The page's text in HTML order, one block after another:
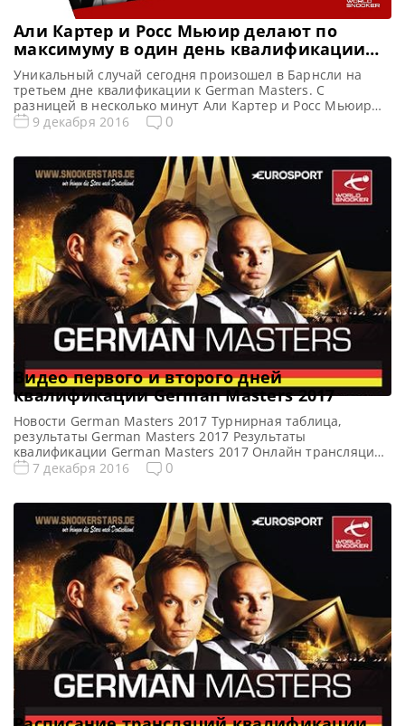
Али Картер и Росс Мьюир делают по
максимуму в один день квалификации
German Masters!
Уникальный случай сегодня произошел в Барнсли на
третьем дне квалификации к German Masters. С
разницей в несколько минут Али Картер и Росс Мьюир
сделали по максимальному брейку 147 очков! Оба
состоянию обыграл Итаро Сантоса 5-2. Фактически,
данный отбор на […]
9 декабря 2016 0
Видео первого и второго дней
квалификации German Masters 2017
Новости German Masters 2017 Турнирная таблица,
результаты German Masters 2017 Результаты
квалификации German Masters 2017 Онлайн трансляции
квалификации German Masters 2017 Все видео German
матч https://youtu.be/tZtM2-7uIJQ Видео матча Джо Перри
— Курт Мафлин (первый квалификационный раунд)
Полный матч https://youtu.be/Ijuslp2RZYc Видео
матча Джон Хиггинс — […]
7 декабря 2016 0